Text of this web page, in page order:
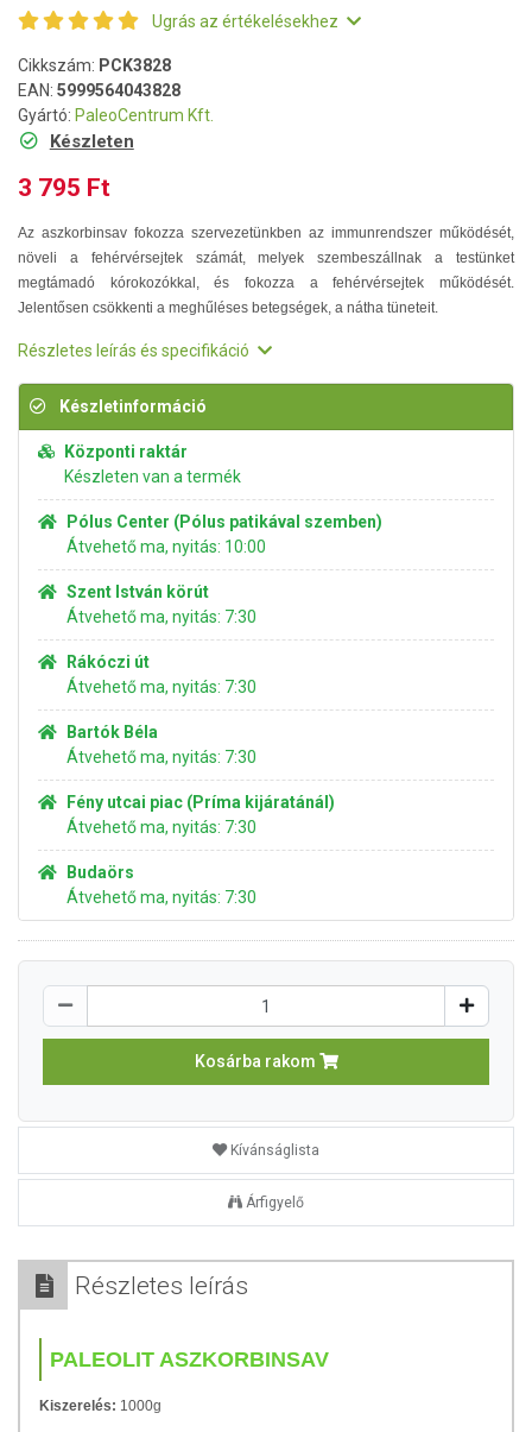
Ugrás az értékelésekhez
Cikkszám: PCK3828
EAN: 5999564043828
Gyártó: PaleoCentrum Kft.
Készleten
3 795 Ft
Az aszkorbinsav fokozza szervezetünkben az immunrendszer működését,
növeli a fehérvérsejtek számát, melyek szembeszállnak a testünket
megtámadó kórokozókkal, és fokozza a fehérvérsejtek működését.
Jelentősen csökkenti a meghűléses betegségek, a nátha tüneteit.
Részletes leírás és specifikáció
Készletinformáció
Központi raktár
Készleten van a termék
Pólus Center (Pólus patikával szemben)
Átvehető ma, nyitás: 10:00
Szent István körút
Átvehető ma, nyitás: 7:30
Rákóczi út
Átvehető ma, nyitás: 7:30
Bartók Béla
Átvehető ma, nyitás: 7:30
Fény utcai piac (Príma kijáratánál)
Átvehető ma, nyitás: 7:30
Budaörs
Átvehető ma, nyitás: 7:30
Kosárba rakom
Kívánságlista
Árfigyelő
Részletes leírás
PALEOLIT ASZKORBINSAV
Kiszerelés: 1000g